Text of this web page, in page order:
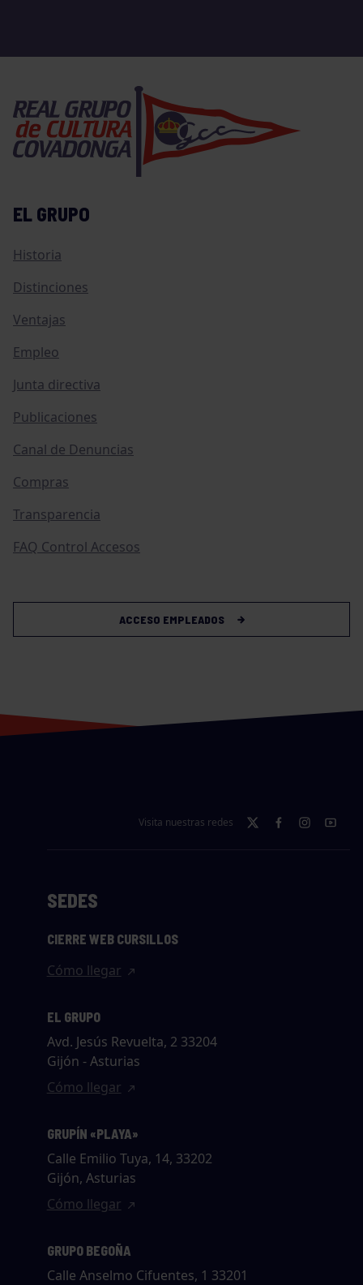
EL GRUPO
Historia
Distinciones
Ventajas
Empleo
Junta directiva
Publicaciones
Canal de Denuncias
Compras
Transparencia
FAQ Control Accesos
ACCESO EMPLEADOS
Visita nuestras redes
SEDES
CIERRE WEB CURSILLOS
Cómo llegar
EL GRUPO
Avd. Jesús Revuelta, 2 33204
Gijón - Asturias
Cómo llegar
GRUPÍN «PLAYA»
Calle Emilio Tuya, 14, 33202
Gijón, Asturias
Cómo llegar
GRUPO BEGOÑA
Calle Anselmo Cifuentes, 1 33201